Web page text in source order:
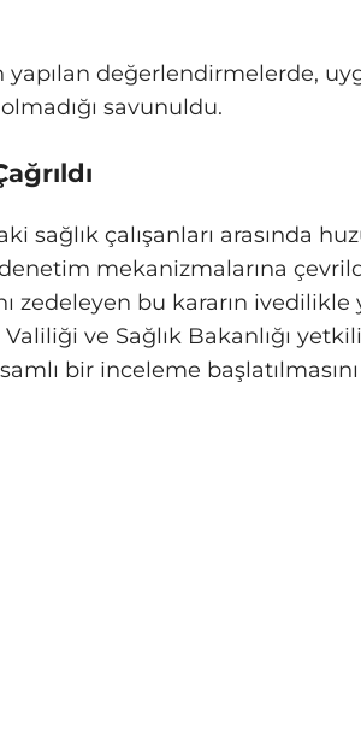
değerlendirmelerde,
savunuldu.
sağlık çalışanları arasında
mekanizmalarına
zedeleyen bu kararın
ve Sağlık Bakanlığı
bir inceleme